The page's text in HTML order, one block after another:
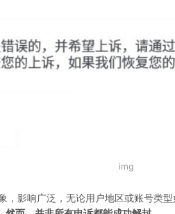
img
，影响广泛，无论用户地区或账号类